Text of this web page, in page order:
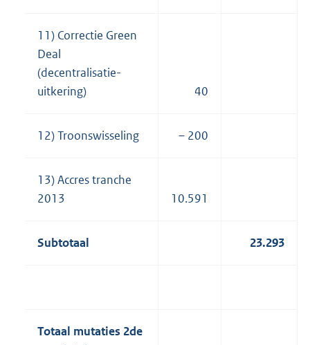
11) Correctie Green
Deal
(decentralisatie-
uitkering)
40
12) Troonswisseling – 200
13) Accres tranche
2013
10.591
Subtotaal 23.293
Totaal mutaties 2de